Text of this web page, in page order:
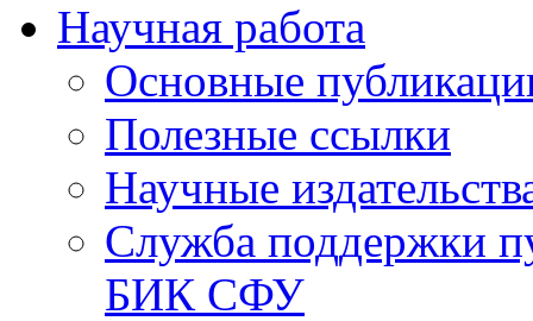
Научная работа
Основные
Полезные ссылки
Научные
Служба поддержки
БИК СФУ